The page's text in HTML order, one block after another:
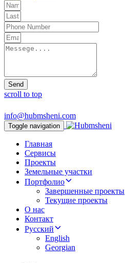
Send
scroll to top
info@hubmsheni.com
Toggle navigation
Главная
Сервисы
Проекты
Земельные участки
Портфолио
Завершенные проекты
Текущие проекты
О нас
Контакт
Русский
English
Georgian